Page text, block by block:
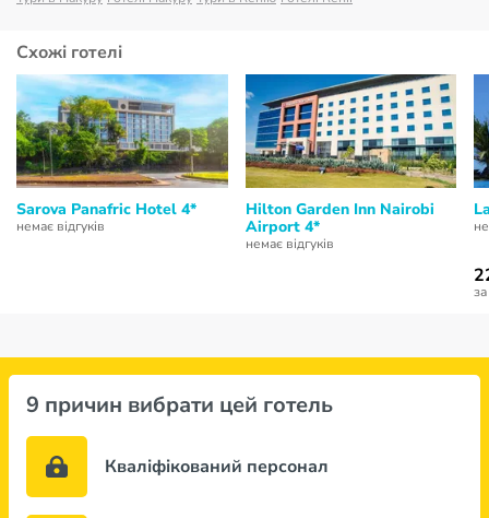
Схожі готелі
Sarova Panafric Hotel 4*
немає відгуків
Hilton Garden Inn Nairobi
Airport 4*
немає відгуків
9 причин вибрати цей готель
Кваліфікований персонал